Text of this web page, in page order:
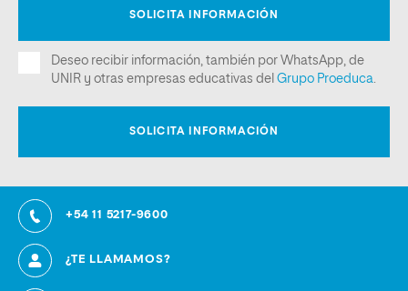
+54 11 5217-9600
¿TE LLAMAMOS?